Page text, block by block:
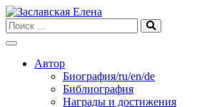
Skip
to
content
Автор
Биография/ru/en/de
Библиография
Награды и достижения